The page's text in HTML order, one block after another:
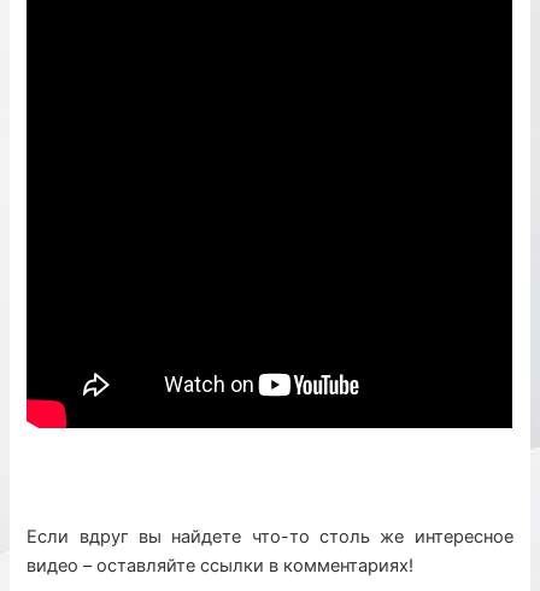
Если вдруг вы найдете что-то столь же интересное
видео – оставляйте ссылки в комментариях!